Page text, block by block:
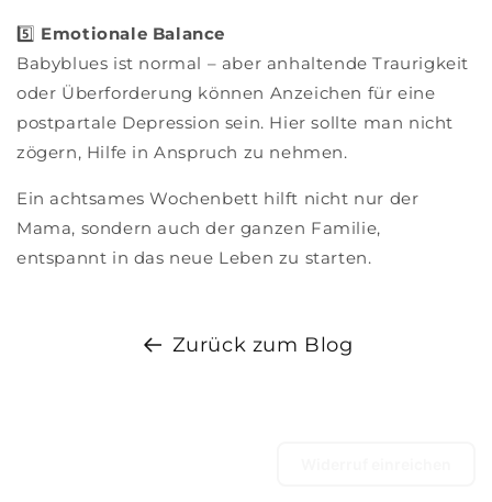
5️⃣ Emotionale Balance
Babyblues ist normal – aber anhaltende Traurigkeit
oder Überforderung können Anzeichen für eine
postpartale Depression sein. Hier sollte man nicht
zögern, Hilfe in Anspruch zu nehmen.
Ein achtsames Wochenbett hilft nicht nur der
Mama, sondern auch der ganzen Familie,
entspannt in das neue Leben zu starten.
Zurück zum Blog